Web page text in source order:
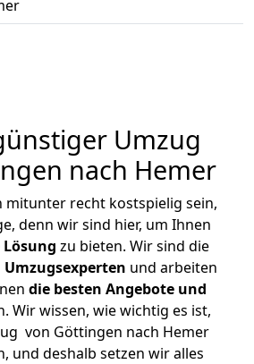
Umzug
nach Hemer
mitunter recht kostspielig sein,
denn wir sind hier, um Ihnen
Lösung zu bieten. Wir sind die
und arbeiten
die besten Angebote und
Wir wissen, wie wichtig es ist,
von Göttingen nach Hemer
und deshalb setzen wir alles